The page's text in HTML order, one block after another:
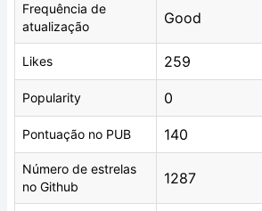
Frequência de
atualização
Good
Likes 259
Popularity 0
Pontuação no PUB 140
Número de estrelas
no Github
1287